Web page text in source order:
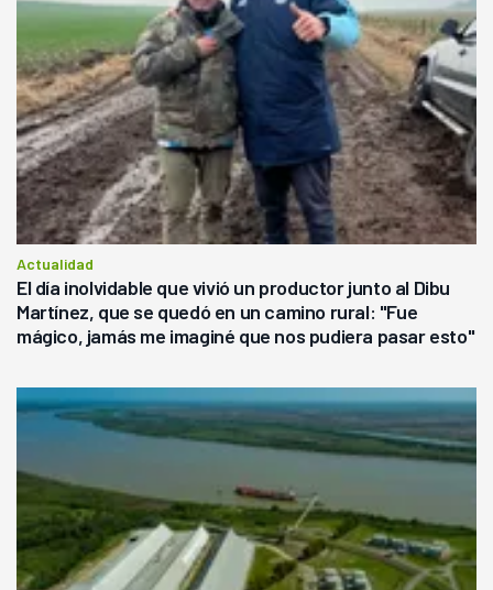
Actualidad
El día inolvidable que vivió un productor junto al Dibu
Martínez, que se quedó en un camino rural: "Fue
mágico, jamás me imaginé que nos pudiera pasar esto"